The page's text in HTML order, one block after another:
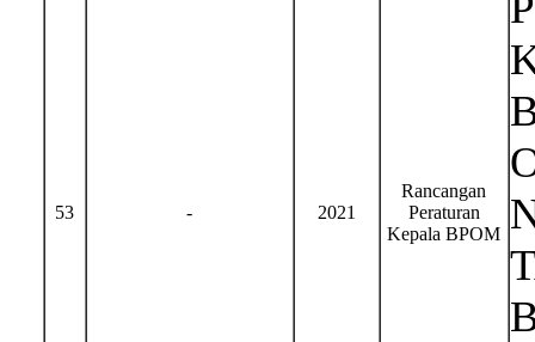
53 - 2021
Rancangan
Peraturan
Kepala BPOM